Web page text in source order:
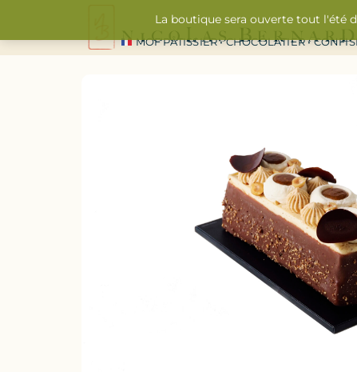
MOF PÂTISSIER • CHOCOLATIER •
La boutique sera ouverte tout l'été